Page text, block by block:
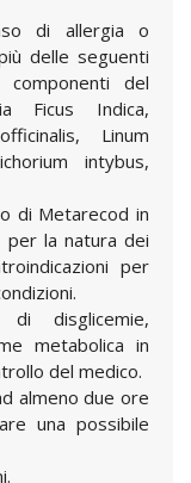
di allergia o
delle seguenti
del
Ficus Indica,
Linum
intybus,
di Metarecod in
per la natura dei
per
disglicemie,
metabolica in
del medico.
almeno due ore
una possibile